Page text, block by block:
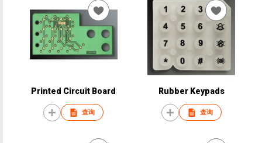
Printed Circuit Board
查询
Rubber Keypads
查询